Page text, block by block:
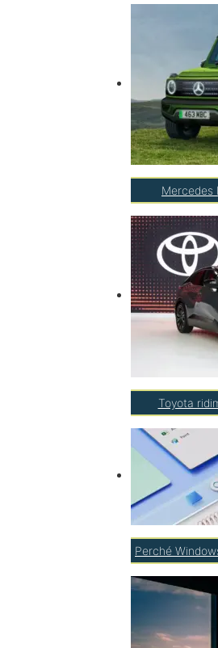
Mercedes
Toyota
Perché